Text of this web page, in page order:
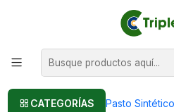
CATEGORÍAS Pasto Sintético
Pasto sintético Para
Rollo de 2x25m2 Pasto